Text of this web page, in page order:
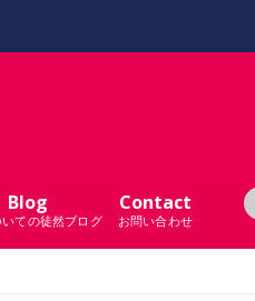
Blog
ての徒然ブログ
Contact
お問い合わせ